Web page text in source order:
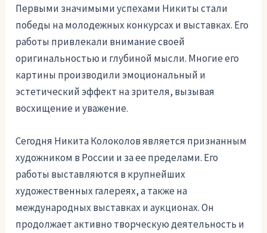
Первыми значимыми успехами Никиты стали
победы на молодежных конкурсах и выставках. Его
работы привлекали внимание своей
оригинальностью и глубиной мысли. Многие его
картины производили эмоциональный и
эстетический эффект на зрителя, вызывая
восхищение и уважение.
Сегодня Никита Колоколов является признанным
художником в России и за ее пределами. Его
работы выставляются в крупнейших
художественных галереях, а также на
международных выставках и аукционах. Он
продолжает активно творческую деятельность и